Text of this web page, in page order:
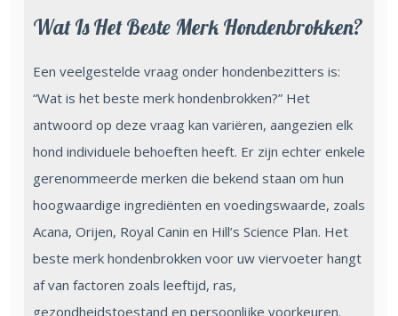
Wat Is Het Beste Merk Hondenbrokken?
Een veelgestelde vraag onder hondenbezitters is:
“Wat is het beste merk hondenbrokken?” Het
antwoord op deze vraag kan variëren, aangezien elk
hond individuele behoeften heeft. Er zijn echter enkele
gerenommeerde merken die bekend staan om hun
hoogwaardige ingrediënten en voedingswaarde, zoals
Acana, Orijen, Royal Canin en Hill’s Science Plan. Het
beste merk hondenbrokken voor uw viervoeter hangt
af van factoren zoals leeftijd, ras,
gezondheidstoestand en persoonlijke voorkeuren.